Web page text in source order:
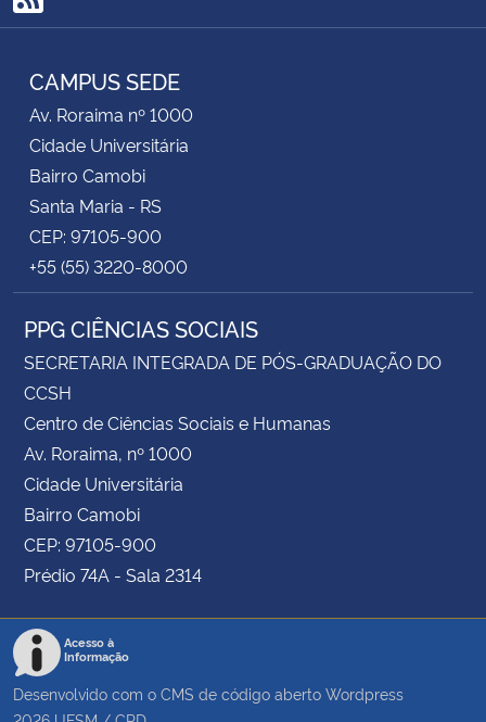
RSS
CAMPUS SEDE
Av. Roraima nº 1000
Cidade Universitária
Bairro Camobi
Santa Maria - RS
CEP: 97105-900
+55 (55) 3220-8000
PPG CIÊNCIAS SOCIAIS
SECRETARIA INTEGRADA DE PÓS-GRADUAÇÃO DO
CCSH
Centro de Ciências Sociais e Humanas
Av. Roraima, nº 1000
Cidade Universitária
Bairro Camobi
CEP: 97105-900
Prédio 74A - Sala 2314
Acesso à
Informação
Desenvolvido com o CMS de código aberto Wordpress